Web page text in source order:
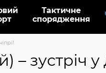
Тактичне
спорядження
зустріч у